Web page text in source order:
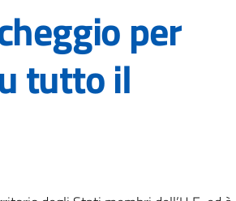
per
tutto il